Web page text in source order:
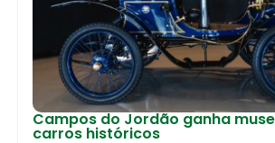
Campos do Jordão ganha
carros históricos